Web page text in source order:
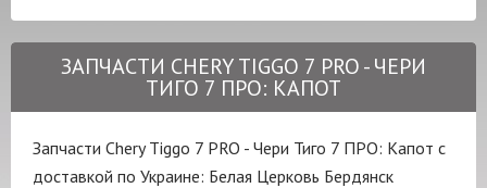
ЗАПЧАСТИ CHERY TIGGO 7 PRO - ЧЕРИ
ТИГО 7 ПРО: КАПОТ
Запчасти Chery Tiggo 7 PRO - Чери Тиго 7 ПРО: Капот с
доставкой по Украине: Белая Церковь Бердянск